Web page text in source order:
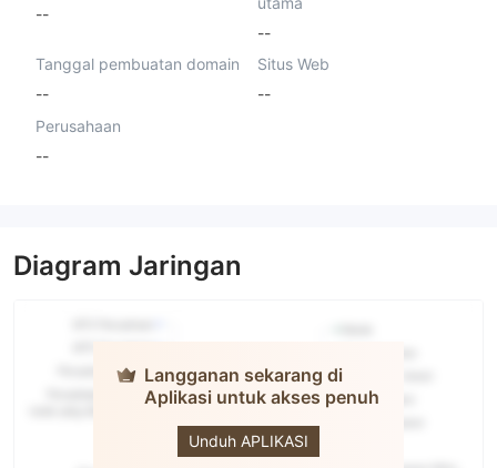
--
--
Tanggal pembuatan domain
--
Situs Web
--
Perusahaan
--
Diagram Jaringan
Langganan sekarang di
Aplikasi untuk akses penuh
Unduh APLIKASI
LAVA PRIME